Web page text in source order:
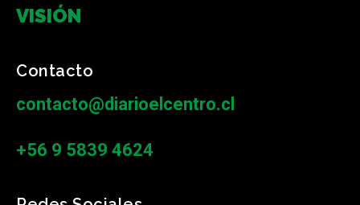
VISIÓN
Contacto
contacto@diarioelcentro.cl
+56 9 5839 4624